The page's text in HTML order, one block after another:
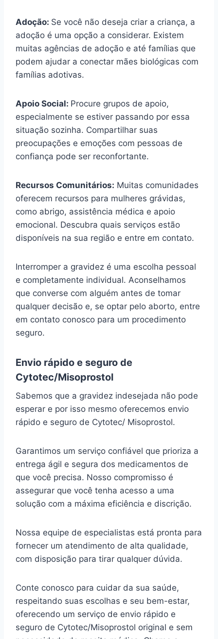
Adoção: Se você não deseja criar a criança, a
adoção é uma opção a considerar. Existem
muitas agências de adoção e até famílias que
podem ajudar a conectar mães biológicas com
famílias adotivas.
Apoio Social: Procure grupos de apoio,
especialmente se estiver passando por essa
situação sozinha. Compartilhar suas
preocupações e emoções com pessoas de
confiança pode ser reconfortante.
Recursos Comunitários: Muitas comunidades
oferecem recursos para mulheres grávidas,
como abrigo, assistência médica e apoio
emocional. Descubra quais serviços estão
disponíveis na sua região e entre em contato.
Interromper a gravidez é uma escolha pessoal
e completamente individual. Aconselhamos
que converse com alguém antes de tomar
qualquer decisão e, se optar pelo aborto, entre
em contato conosco para um procedimento
seguro.
Envio rápido e seguro de
Cytotec/Misoprostol
Sabemos que a gravidez indesejada não pode
esperar e por isso mesmo oferecemos envio
rápido e seguro de Cytotec/ Misoprostol.
Garantimos um serviço confiável que prioriza a
entrega ágil e segura dos medicamentos de
que você precisa. Nosso compromisso é
assegurar que você tenha acesso a uma
solução com a máxima eficiência e discrição.
Nossa equipe de especialistas está pronta para
fornecer um atendimento de alta qualidade,
com disposição para tirar qualquer dúvida.
Conte conosco para cuidar da sua saúde,
respeitando suas escolhas e seu bem-estar,
oferecendo um serviço de envio rápido e
seguro de Cytotec/Misoprostol original e sem